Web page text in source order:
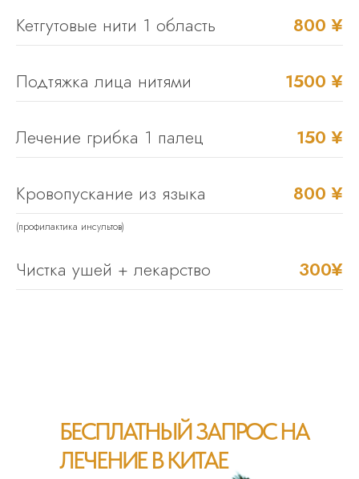
Кетгутовые нити 1 область 800 ¥
Подтяжка лица нитями 1500 ¥
Лечение грибка 1 палец 150 ¥
Кровопускание из языка 800 ¥
(профилактика инсультов)
Чистка ушей + лекарство 300¥
БЕСПЛАТНЫЙ ЗАПРОС НА
ЛЕЧЕНИЕ В КИТАЕ